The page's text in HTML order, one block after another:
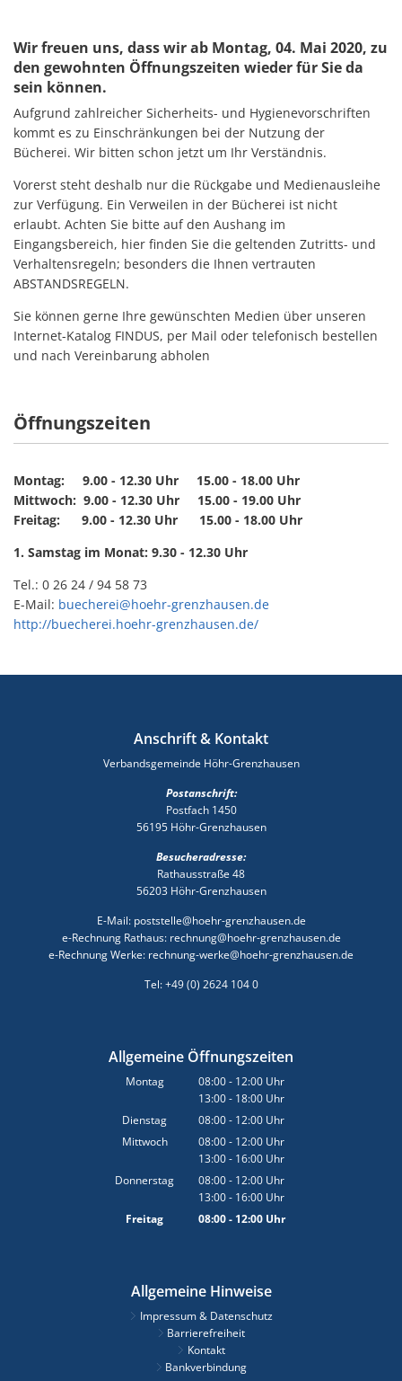
Wir freuen uns, dass wir ab Montag, 04. Mai 2020, zu
den gewohnten Öffnungszeiten wieder für Sie da
sein können.
Aufgrund zahlreicher Sicherheits- und Hygienevorschriften
kommt es zu Einschränkungen bei der Nutzung der
Bücherei. Wir bitten schon jetzt um Ihr Verständnis.
Vorerst steht deshalb nur die Rückgabe und Medienausleihe
zur Verfügung. Ein Verweilen in der Bücherei ist nicht
erlaubt. Achten Sie bitte auf den Aushang im
Eingangsbereich, hier finden Sie die geltenden Zutritts- und
Verhaltensregeln; besonders die Ihnen vertrauten
ABSTANDSREGELN.
Sie können gerne Ihre gewünschten Medien über unseren
Internet-Katalog FINDUS, per Mail oder telefonisch bestellen
und nach Vereinbarung abholen
Öffnungszeiten
Montag: 9.00 - 12.30 Uhr 15.00 - 18.00 Uhr
Mittwoch: 9.00 - 12.30 Uhr 15.00 - 19.00 Uhr
Freitag: 9.00 - 12.30 Uhr 15.00 - 18.00 Uhr
1. Samstag im Monat: 9.30 - 12.30 Uhr
Tel.: 0 26 24 / 94 58 73
E-Mail: buecherei@hoehr-grenzhausen.de
http://buecherei.hoehr-grenzhausen.de/
Anschrift & Kontakt
Verbandsgemeinde Höhr-Grenzhausen
Postanschrift:
Postfach 1450
56195 Höhr-Grenzhausen
Besucheradresse:
Rathausstraße 48
56203 Höhr-Grenzhausen
E-Mail: poststelle@hoehr-grenzhausen.de
e-Rechnung Rathaus: rechnung@hoehr-grenzhausen.de
e-Rechnung Werke: rechnung-werke@hoehr-grenzhausen.de
Tel: +49 (0) 2624 104 0
Allgemeine Öffnungszeiten
Montag 08:00- 12:00 Uhr
Von 08:00 bis 12:00 Uhr
13:00- 18:00 Uhr
Von 13:00 bis 18:00 Uhr
Dienstag 08:00- 12:00 Uhr
Von 08:00 bis 12:00 Uhr
Mittwoch 08:00- 12:00 Uhr
Von 08:00 bis 12:00 Uhr
13:00- 16:00 Uhr
Von 13:00 bis 16:00 Uhr
Donnerstag 08:00- 12:00 Uhr
Von 08:00 bis 12:00 Uhr
13:00- 16:00 Uhr
Von 13:00 bis 16:00 Uhr
Freitag 08:00- 12:00Uhr
Allgemeine Hinweise
Impressum & Datenschutz
Barrierefreiheit
Kontakt
Bankverbindung